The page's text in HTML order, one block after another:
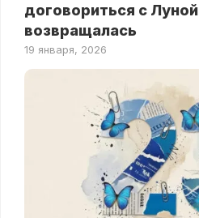
договориться с
возвращалась
19 января, 2026